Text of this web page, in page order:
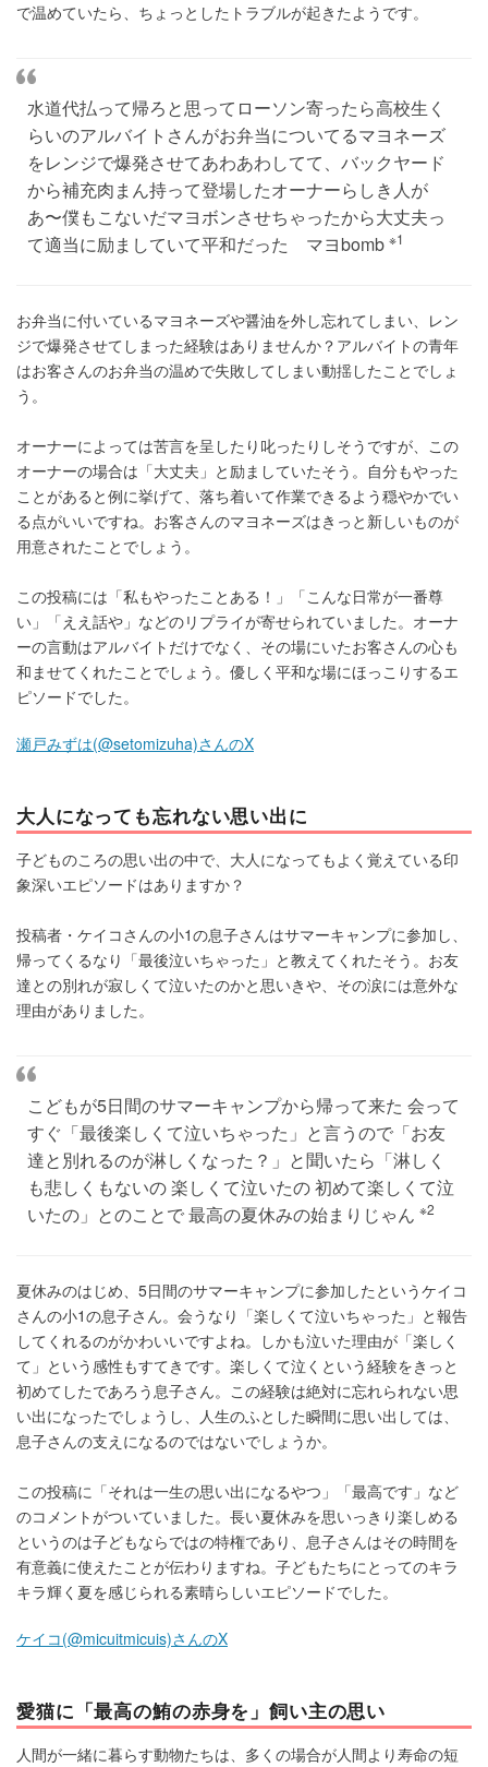
で温めていたら、ちょっとしたトラブルが起きたようです。
水道代払って帰ろと思ってローソン寄ったら高校生く
らいのアルバイトさんがお弁当についてるマヨネーズ
をレンジで爆発させてあわあわしてて、バックヤード
から補充肉まん持って登場したオーナーらしき人が
あ〜僕もこないだマヨボンさせちゃったから大丈夫っ
て適当に励ましていて平和だった マヨbomb ※1
お弁当に付いているマヨネーズや醤油を外し忘れてしまい、レン
ジで爆発させてしまった経験はありませんか？アルバイトの青年
はお客さんのお弁当の温めで失敗してしまい動揺したことでしょ
う。
オーナーによっては苦言を呈したり叱ったりしそうですが、この
オーナーの場合は「大丈夫」と励ましていたそう。自分もやった
ことがあると例に挙げて、落ち着いて作業できるよう穏やかでい
る点がいいですね。お客さんのマヨネーズはきっと新しいものが
用意されたことでしょう。
この投稿には「私もやったことある！」「こんな日常が一番尊
い」「ええ話や」などのリプライが寄せられていました。オーナ
ーの言動はアルバイトだけでなく、その場にいたお客さんの心も
和ませてくれたことでしょう。優しく平和な場にほっこりするエ
ピソードでした。
瀬戸みずは(@setomizuha)さんのX
大人になっても忘れない思い出に
子どものころの思い出の中で、大人になってもよく覚えている印
象深いエピソードはありますか？
投稿者・ケイコさんの小1の息子さんはサマーキャンプに参加し、
帰ってくるなり「最後泣いちゃった」と教えてくれたそう。お友
達との別れが寂しくて泣いたのかと思いきや、その涙には意外な
理由がありました。
こどもが5日間のサマーキャンプから帰って来た 会って
すぐ「最後楽しくて泣いちゃった」と言うので「お友
達と別れるのが淋しくなった？」と聞いたら「淋しく
も悲しくもないの 楽しくて泣いたの 初めて楽しくて泣
いたの」とのことで 最高の夏休みの始まりじゃん ※2
夏休みのはじめ、5日間のサマーキャンプに参加したというケイコ
さんの小1の息子さん。会うなり「楽しくて泣いちゃった」と報告
してくれるのがかわいいですよね。しかも泣いた理由が「楽しく
て」という感性もすてきです。楽しくて泣くという経験をきっと
初めてしたであろう息子さん。この経験は絶対に忘れられない思
い出になったでしょうし、人生のふとした瞬間に思い出しては、
息子さんの支えになるのではないでしょうか。
この投稿に「それは一生の思い出になるやつ」「最高です」など
のコメントがついていました。長い夏休みを思いっきり楽しめる
というのは子どもならではの特権であり、息子さんはその時間を
有意義に使えたことが伝わりますね。子どもたちにとってのキラ
キラ輝く夏を感じられる素晴らしいエピソードでした。
ケイコ(@micuitmicuis)さんのX
愛猫に「最高の鮪の赤身を」飼い主の思い
人間が一緒に暮らす動物たちは、多くの場合が人間より寿命の短